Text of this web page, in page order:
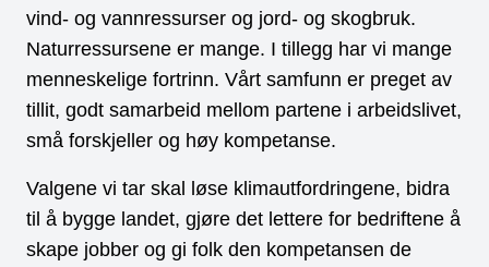
vind- og vannressurser og jord- og skogbruk.
Naturressursene er mange. I tillegg har vi mange
menneskelige fortrinn. Vårt samfunn er preget av
tillit, godt samarbeid mellom partene i arbeidslivet,
små forskjeller og høy kompetanse.
Valgene vi tar skal løse klimautfordringene, bidra
til å bygge landet, gjøre det lettere for bedriftene å
skape jobber og gi folk den kompetansen de